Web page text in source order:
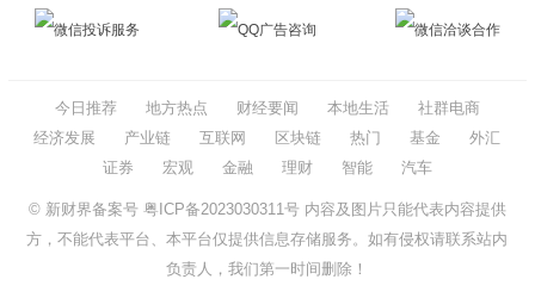
微信投诉服务 QQ广告咨询 微信洽谈合作
今日推荐 地方热点 财经要闻 本地生活
社群电商
经济发展
产业链 互联网 区块链 热门 基金
外汇
证券
宏观 金融 理财 智能 汽车
© 新财界备案号 粤ICP备2023030311号内容及图片只能代表内容提供
方，不能代表平台、本平台仅提供信息存储服务。如有侵权请联系站内
负责人，我们第一时间删除！